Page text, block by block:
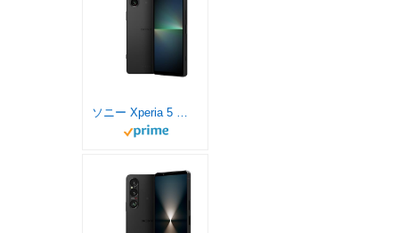
ソニー Xperia 5 Ⅴ / SIMフリースマホ / 【日本正規代理店品】 / 防水/防塵/Snapdragon 8 Gen 2 / ストレージ256GB / ブラック/XQ-DE44 B